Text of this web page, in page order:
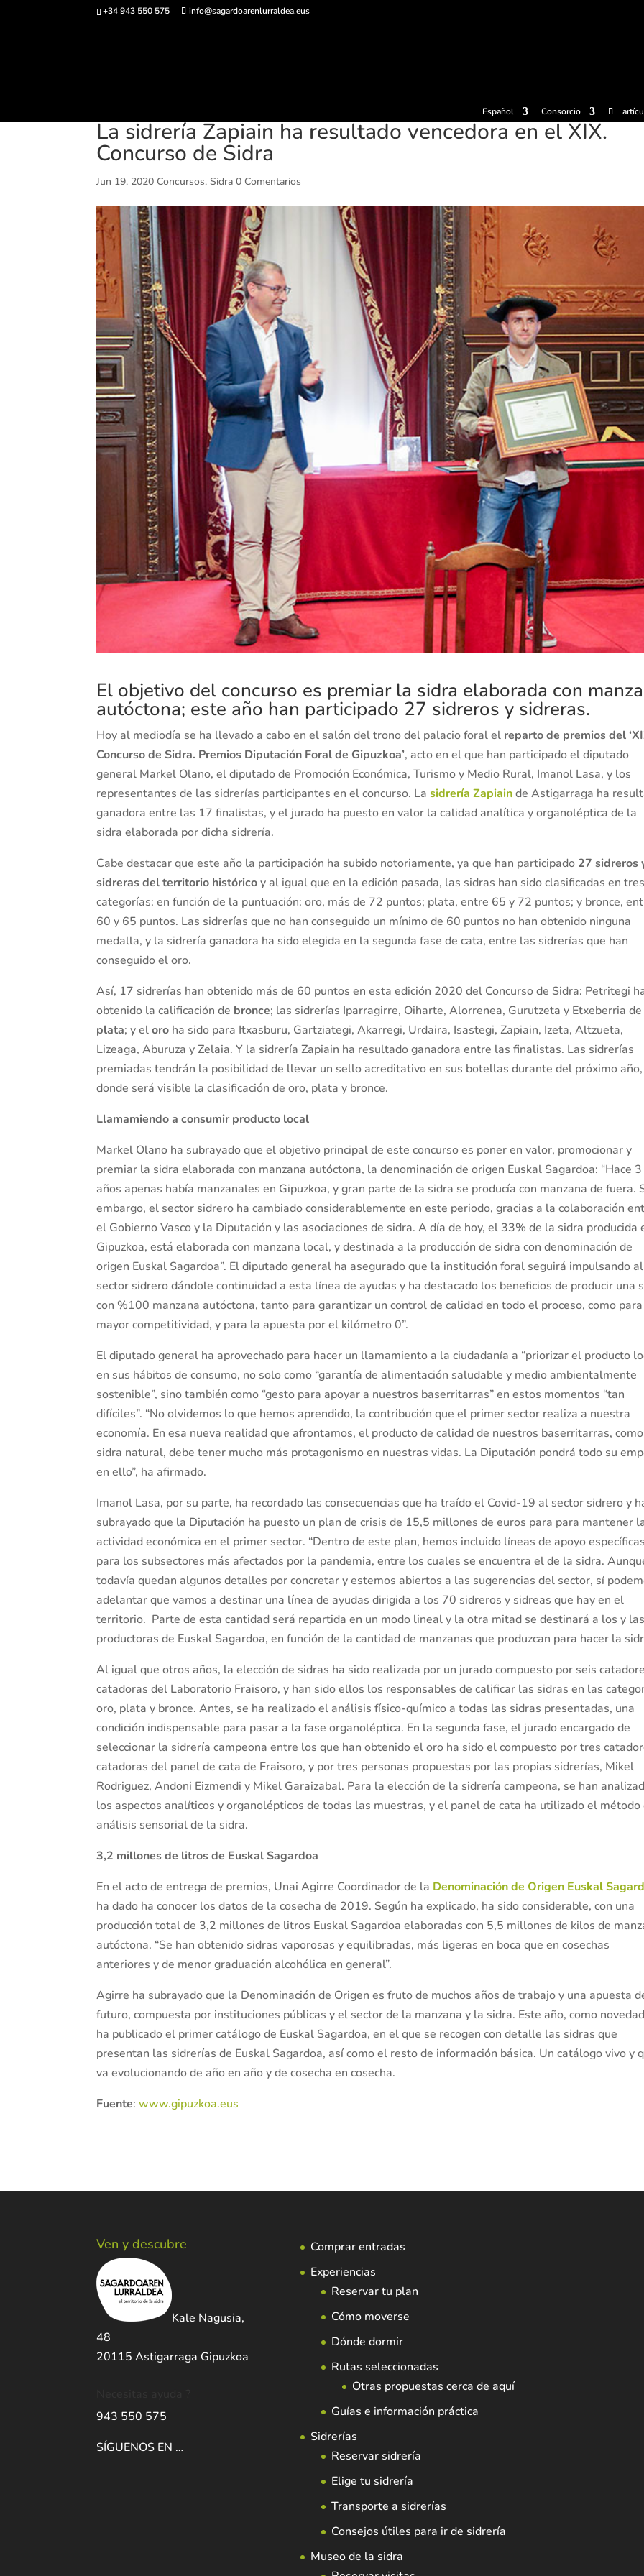
+34 943 550 575 info@sagardoarenlurraldea.eus
Español Consorcio
La sidrería Zapiain ha resultado vencedora en el XIX.
Concurso de Sidra
Jun 19, 2020 Concursos,Sidra 0 Comentarios
El objetivo del concurso es premiar la sidra elaborada con
autóctona; este año han participado 27 sidreros y sidreras.
Hoy al mediodía se ha llevado a cabo en el salón del trono del palacio foral el reparto de premios del
Concurso de Sidra. Premios Diputación Foral de Gipuzkoa’, acto en el que han participado el diputado
general Markel Olano, el diputado de Promoción Económica, Turismo y Medio Rural, Imanol Lasa, y los
representantes de las sidrerías participantes en el concurso. Lasidrería Zapiainde Astigarraga ha
ganadora entre las 17 finalistas, y el jurado ha puesto en valor la calidad analítica y organoléptica de la
sidra elaborada por dicha sidrería.
Cabe destacar que este año la participación ha subido notoriamente, ya que han participado 27 sidreros
sidreras del territorio históricoy al igual que en la edición pasada, las sidras han sido clasificadas en tres
categorías: en función de la puntuación: oro, más de 72 puntos; plata, entre 65 y 72 puntos; y bronce,
60 y 65 puntos. Las sidrerías que no han conseguido un mínimo de 60 puntos no han obtenido ninguna
medalla, y la sidrería ganadora ha sido elegida en la segunda fase de cata, entre las sidrerías que han
conseguido el oro.
Así, 17 sidrerías han obtenido más de 60 puntos en esta edición 2020 del Concurso de Sidra: Petritegi
obtenido la calificación de bronce; las sidrerías Iparragirre, Oiharte, Alorrenea, Gurutzeta y Etxeberria de
plata; y eloro ha sido para Itxasburu, Gartziategi, Akarregi, Urdaira, Isastegi, Zapiain, Izeta, Altzueta,
Lizeaga, Aburuza y Zelaia. Y la sidrería Zapiain ha resultado ganadora entre las finalistas. Las sidrerías
premiadas tendrán la posibilidad de llevar un sello acreditativo en sus botellas durante del próximo año,
donde será visible la clasificación de oro, plata y bronce.
Llamamiendo a consumir producto local
Markel Olano ha subrayado que el objetivo principal de este concurso es poner en valor, promocionar y
premiar la sidra elaborada con manzana autóctona, la denominación de origen Euskal Sagardoa: “Hace 3
años apenas había manzanales en Gipuzkoa, y gran parte de la sidra se producía con manzana de fuera.
embargo, el sector sidrero ha cambiado considerablemente en este periodo, gracias a la colaboración
el Gobierno Vasco y la Diputación y las asociaciones de sidra. A día de hoy, el 33% de la sidra producida
Gipuzkoa, está elaborada con manzana local, y destinada a la producción de sidra con denominación de
origen Euskal Sagardoa”. El diputado general ha asegurado que la institución foral seguirá impulsando al
sector sidrero dándole continuidad a esta línea de ayudas y ha destacado los beneficios de producir una
con %100 manzana autóctona, tanto para garantizar un control de calidad en todo el proceso, como
mayor competitividad, y para la apuesta por el kilómetro 0”.
El diputado general ha aprovechado para hacer un llamamiento a la ciudadanía a “priorizar el producto
en sus hábitos de consumo, no solo como “garantía de alimentación saludable y medio ambientalmente
sostenible”, sino también como “gesto para apoyar a nuestros baserritarras” en estos momentos “tan
difíciles”. “No olvidemos lo que hemos aprendido, la contribución que el primer sector realiza a nuestra
economía. En esa nueva realidad que afrontamos, el producto de calidad de nuestros baserritarras,
sidra natural, debe tener mucho más protagonismo en nuestras vidas. La Diputación pondrá todo su
en ello”, ha afirmado.
Imanol Lasa, por su parte, ha recordado las consecuencias que ha traído el Covid-19 al sector sidrero y
subrayado que la Diputación ha puesto un plan de crisis de 15,5 millones de euros para para mantener
actividad económica en el primer sector. “Dentro de este plan, hemos incluido líneas de apoyo específicas
para los subsectores más afectados por la pandemia, entre los cuales se encuentra el de la sidra.
todavía quedan algunos detalles por concretar y estemos abiertos a las sugerencias del sector, sí
adelantar que vamos a destinar una línea de ayudas dirigida a los 70 sidreros y sidreas que hay en el
territorio. Parte de esta cantidad será repartida en un modo lineal y la otra mitad se destinará a los y las
productoras de Euskal Sagardoa, en función de la cantidad de manzanas que produzcan para hacer la
Al igual que otros años, la elección de sidras ha sido realizada por un jurado compuesto por seis
catadoras del Laboratorio Fraisoro, y han sido ellos los responsables de calificar las sidras en las
oro, plata y bronce. Antes, se ha realizado el análisis físico-químico a todas las sidras presentadas, una
condición indispensable para pasar a la fase organoléptica. En la segunda fase, el jurado encargado de
seleccionar la sidrería campeona entre los que han obtenido el oro ha sido el compuesto por tres
catadoras del panel de cata de Fraisoro, y por tres personas propuestas por las propias sidrerías, Mikel
Rodriguez, Andoni Eizmendi y Mikel Garaizabal. Para la elección de la sidrería campeona, se han
los aspectos analíticos y organolépticos de todas las muestras, y el panel de cata ha utilizado el método
análisis sensorial de la sidra.
3,2 millones de litros de Euskal Sagardoa
En el acto de entrega de premios, Unai Agirre Coordinador de la Denominación de Origen Euskal
ha dado ha conocer los datos de la cosecha de 2019. Según ha explicado, ha sido considerable, con una
producción total de 3,2 millones de litros Euskal Sagardoa elaboradas con 5,5 millones de kilos de
autóctona. “Se han obtenido sidras vaporosas y equilibradas, más ligeras en boca que en cosechas
anteriores y de menor graduación alcohólica en general”.
Agirre ha subrayado que la Denominación de Origen es fruto de muchos años de trabajo y una apuesta
futuro, compuesta por instituciones públicas y el sector de la manzana y la sidra. Este año, como
ha publicado el primer catálogo de Euskal Sagardoa, en el que se recogen con detalle las sidras que
presentan las sidrerías de Euskal Sagardoa, así como el resto de información básica. Un catálogo vivo y
va evolucionando de año en año y de cosecha en cosecha.
Fuente:www.gipuzkoa.eus
Ven y descubre
Kale Nagusia,
48
20115 Astigarraga Gipuzkoa
943 550 575
SÍGUENOS EN …
Comprar entradas
Experiencias
Reservar tu plan
Cómo moverse
Dónde dormir
Rutas seleccionadas
Otras propuestas cerca de aquí
Guías e información práctica
Sidrerías
Reservar sidrería
Elige tu sidrería
Transporte a sidrerías
Consejos útiles para ir de sidrería
Museo de la sidra